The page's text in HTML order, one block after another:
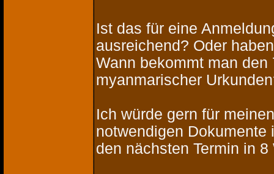
Ist das für eine
ausreichend? Oder
Wann bekommt man
myanmarischer
Ich würde gern für
notwendigen
den nächsten Termin in